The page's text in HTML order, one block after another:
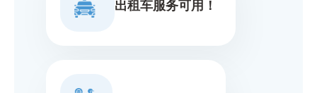
出租车服务可用！